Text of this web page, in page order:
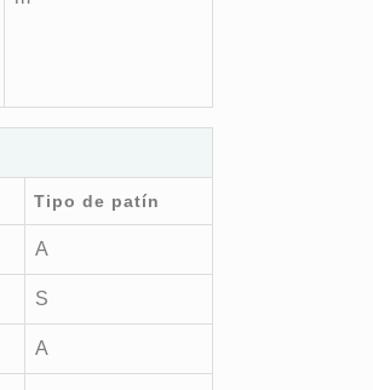
Tipo de patín
A
S
A